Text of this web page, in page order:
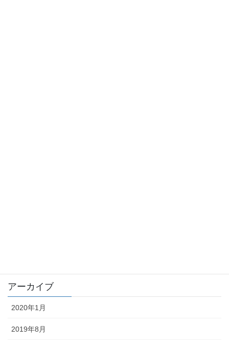
アーカイブ
2020年1月
2019年8月